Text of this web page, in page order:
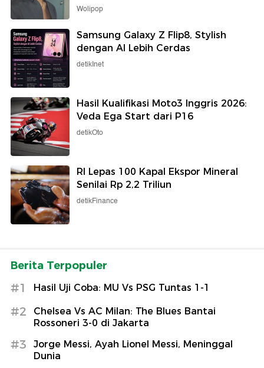
Wolipop
Samsung Galaxy Z Flip8, Stylish
dengan AI Lebih Cerdas
detikInet
Hasil Kualifikasi Moto3 Inggris 2026:
Veda Ega Start dari P16
detikOto
RI Lepas 100 Kapal Ekspor Mineral
Senilai Rp 2,2 Triliun
detikFinance
Berita Terpopuler
#1 Hasil Uji Coba: MU Vs PSG Tuntas 1-1
#2
Chelsea Vs AC Milan: The Blues Bantai
Rossoneri 3-0 di Jakarta
#3
Jorge Messi, Ayah Lionel Messi, Meninggal
Dunia